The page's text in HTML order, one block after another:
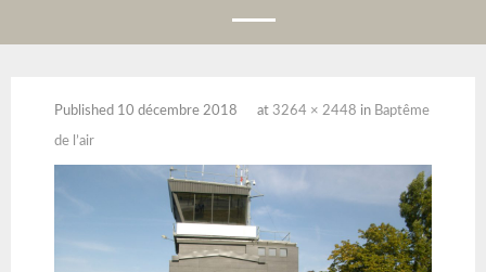
Published 10 décembre 2018 at 3264 × 2448 in Baptême
de l’air